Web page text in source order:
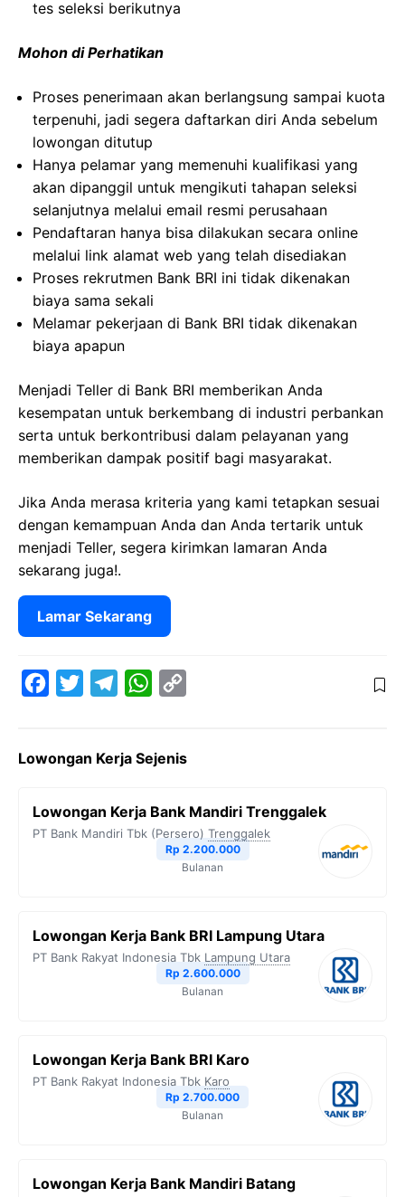
tes seleksi berikutnya
Mohon di Perhatikan
Proses penerimaan akan berlangsung sampai kuota
terpenuhi, jadi segera daftarkan diri Anda sebelum
lowongan ditutup
Hanya pelamar yang memenuhi kualifikasi yang
akan dipanggil untuk mengikuti tahapan seleksi
selanjutnya melalui email resmi perusahaan
Pendaftaran hanya bisa dilakukan secara online
melalui link alamat web yang telah disediakan
Proses rekrutmen Bank BRI ini tidak dikenakan
biaya sama sekali
Melamar pekerjaan di Bank BRI tidak dikenakan
biaya apapun
Menjadi Teller di Bank BRI memberikan Anda
kesempatan untuk berkembang di industri perbankan
serta untuk berkontribusi dalam pelayanan yang
memberikan dampak positif bagi masyarakat.
Jika Anda merasa kriteria yang kami tetapkan sesuai
dengan kemampuan Anda dan Anda tertarik untuk
menjadi Teller, segera kirimkan lamaran Anda
sekarang juga!.
Lamar Sekarang
e
o
t
e
e
r
W
t
A
y
n
k
Lowongan Kerja Sejenis
Lowongan Kerja Bank Mandiri Trenggalek
PT Bank Mandiri Tbk (Persero) Trenggalek
Rp 2.200.000
Bulanan
Lowongan Kerja Bank BRI Lampung Utara
PT Bank Rakyat Indonesia Tbk Lampung Utara
Rp 2.600.000
Bulanan
Lowongan Kerja Bank BRI Karo
PT Bank Rakyat Indonesia Tbk Karo
Rp 2.700.000
Bulanan
Lowongan Kerja Bank Mandiri Batang